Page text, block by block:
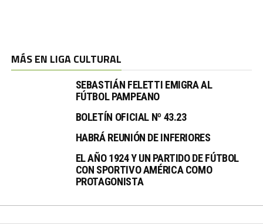
MÁS EN LIGA CULTURAL
SEBASTIÁN FELETTI EMIGRA AL
FÚTBOL PAMPEANO
BOLETÍN OFICIAL Nº 43.23
HABRÁ REUNIÓN DE INFERIORES
EL AÑO 1924 Y UN PARTIDO DE FÚTBOL
CON SPORTIVO AMÉRICA COMO
PROTAGONISTA